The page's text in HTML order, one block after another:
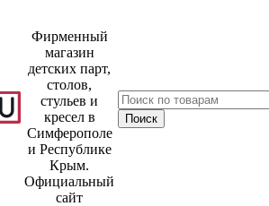
Фирменный
магазин
детских парт,
столов,
стульев и
кресел в
Симферополе
и Республике
Крым.
Официальный
сайт